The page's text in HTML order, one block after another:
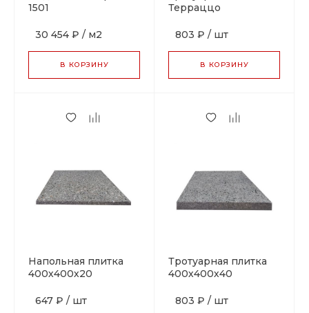
1501
30 454 ₽ / м2
В КОРЗИНУ
Терраццо
мрамором арт. 1704/4
803 ₽ / шт
В КОРЗИНУ
Напольная плитка
400х400х20
мрамором арт.
647 ₽ / шт
Тротуарная плитка
400х400х40
арт. 1705/4
803 ₽ / шт